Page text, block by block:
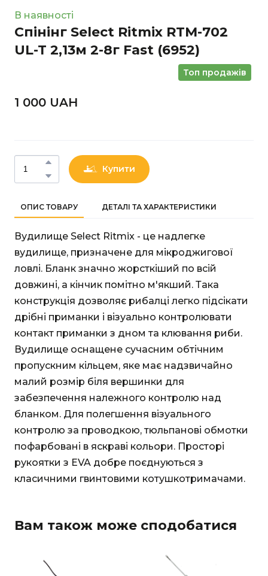
В наявності
Спінінг Select Ritmix RTM-702
UL-T 2,13м 2-8г Fast (6952)
Топ продажів
1 000 UAН
Купити
ОПИС ТОВАРУ ДЕТАЛІ ТА ХАРАКТЕРИСТИКИ
Вудилище Select Ritmix - це надлегке
вудилище, призначене для мікроджигової
ловлі. Бланк значно жорсткіший по всій
довжині, а кінчик помітно м'якший. Така
конструкція дозволяє рибалці легко підсікати
дрібні приманки і візуально контролювати
контакт приманки з дном та клювання риби.
Вудилище оснащене сучасним обтічним
пропускним кільцем, яке має надзвичайно
малий розмір біля вершинки для
забезпечення належного контролю над
бланком. Для полегшення візуального
контролю за проводкою, тюльпанові обмотки
пофарбовані в яскраві кольори. Просторі
рукоятки з EVA добре поєднуються з
класичними гвинтовими котушкотримачами.
Вам також може сподобатися